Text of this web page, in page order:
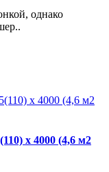
однако
х 4000 (4,6 м2